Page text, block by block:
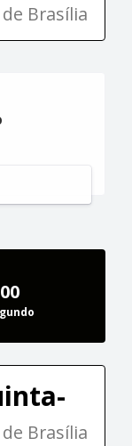
Brasília
00
Brasília